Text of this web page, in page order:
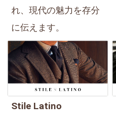
れ、現代の魅力を存分
に伝えます。
Stile Latino